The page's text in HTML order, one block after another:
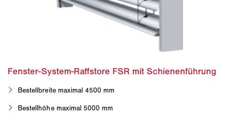
Bestellbreite maximal 4500 mm
Bestellhöhe maximal 5000 mm